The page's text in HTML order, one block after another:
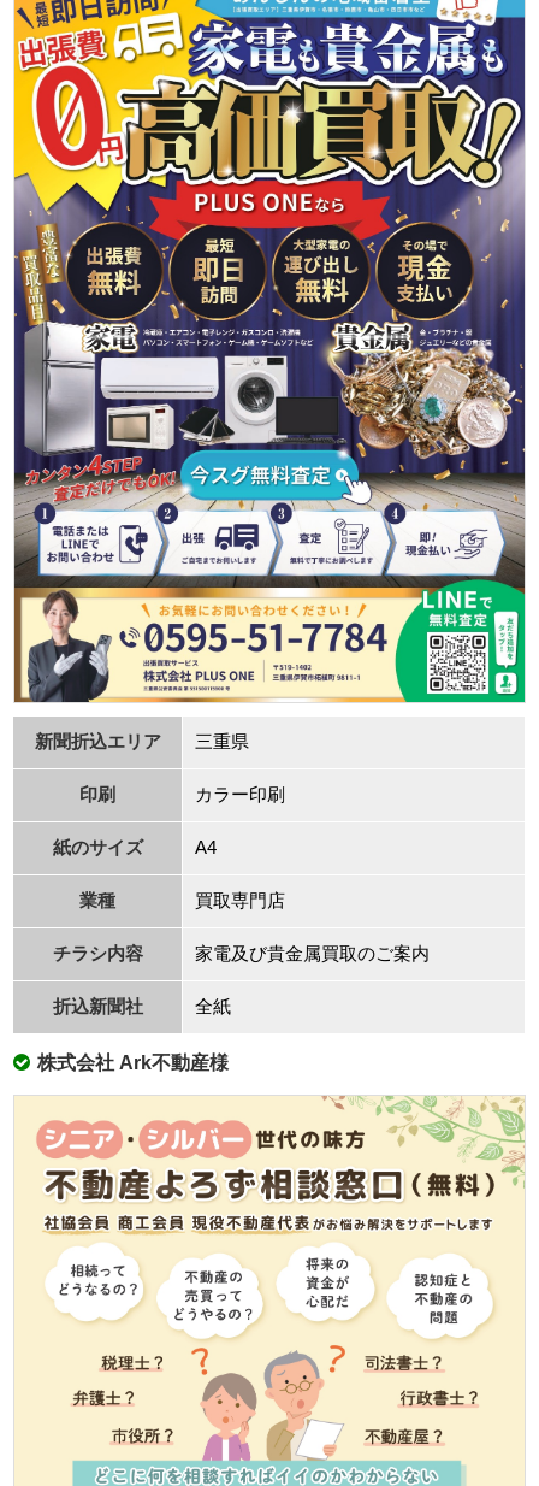
新聞折込エリア 三重県
印刷 カラー印刷
紙のサイズ A4
業種 買取専⾨店
チラシ内容 家電及び貴⾦属買取のご案内
折込新聞社 全紙
株式会社 Ark不動産様